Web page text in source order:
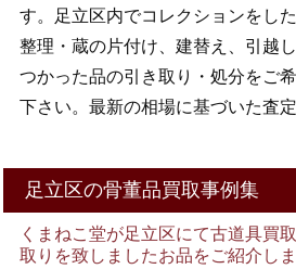
す。足立区内でコレクションをし
整理・蔵の片付け、建替え、引越
つかった品の引き取り・処分をご
下さい。最新の相場に基づいた査
足立区の骨董品買取事例集
くまねこ堂が足立区にて古道具買
取りを致しましたお品をご紹介し